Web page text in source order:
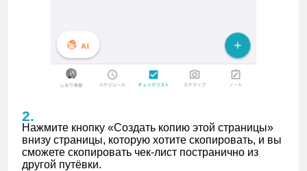
Нажмите кнопку «Создать копию этой страницы»
внизу страницы, которую хотите скопировать, и вы
сможете скопировать чек-лист постранично из
другой путёвки.